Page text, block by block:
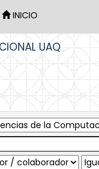
INICIO
UAQ